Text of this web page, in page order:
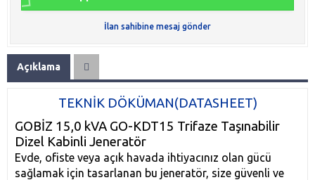
İlan sahibine mesaj gönder
Açıklama
TEKNİK DÖKÜMAN(DATASHEET)
GOBİZ 15,0 kVA GO-KDT15 Trifaze Taşınabilir
Dizel Kabinli Jeneratör
Evde, ofiste veya açık havada ihtiyacınız olan gücü
sağlamak için tasarlanan bu jeneratör, size güvenli ve